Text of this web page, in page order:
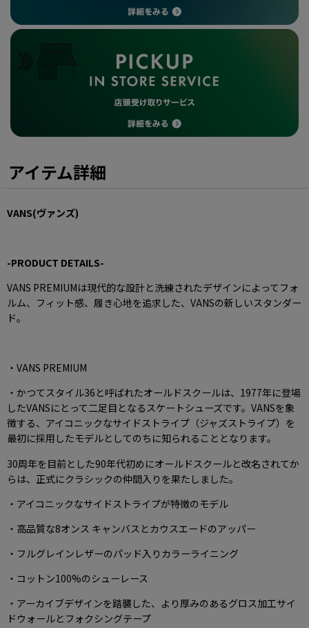
アイテム詳細
VANS(ヴァンズ)
-PRODUCT DETAILS-
VANS PREMIUMは現代的な設計と洗練されたデザインによってフォ
ルム、フィット感、履き心地を追求した、VANSの新しいスタンダー
ド。
・VANS PREMIUM
・かつてスタイル36と呼ばれたオールドスクールは、1977年に登場
したVANSにとって二足目となるスケートシューズです。VANSを象
徴する、アイコニックなサイドストライプ（ジャズストライプ）を
最初に採用したモデルとしてのちに知られることとなります。
30周年を目前とした90年代初めにオールドスクールと改名されてか
らは、正式にクラシックの仲間入りを果たしました。
・アイコニックなサイドストライプが特徴のモデル
・高品質な8オンス キャンバスとカウスエードのアッパー
・フルグレインレザーのパッド入りカラーライニング
・コットン100%のシューレース
・アーカイブデザインを踏襲した、より厚みのあるグロス加工サイ
ドウォールとフォクシングテープ